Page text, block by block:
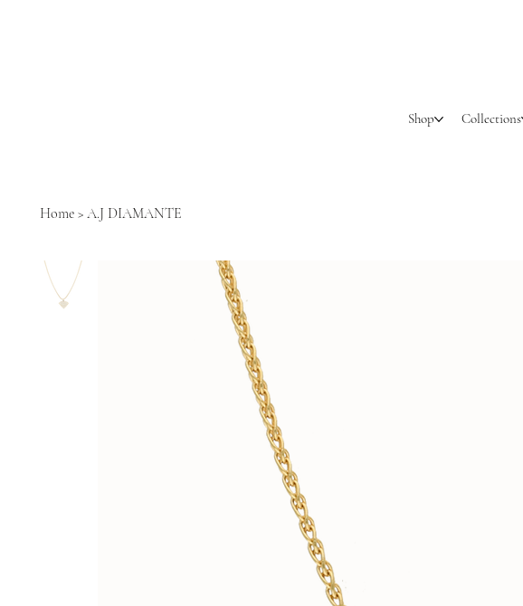
Shop Collections
Home > A.J DIAMANTE